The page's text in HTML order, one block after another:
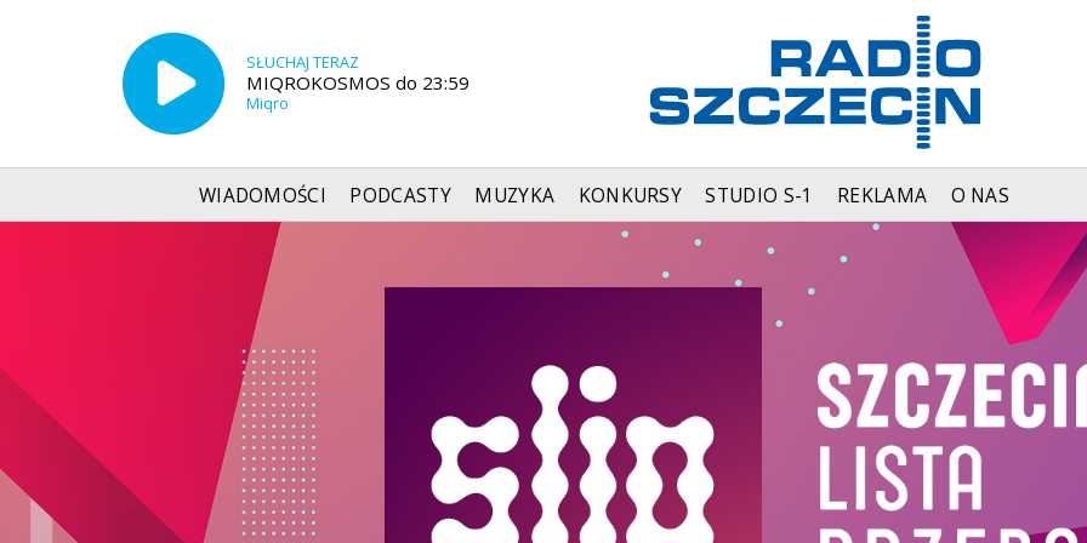
SŁUCHAJ TERAZ
MIQROKOSMOS do 23:59
Miqro
WIADOMOŚCI PODCASTY MUZYKA KONKURSY STUDIO S-1 REKLAMA O NAS